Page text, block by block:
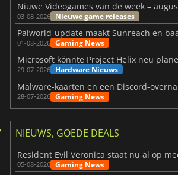
03-08-2026 Nieuwe game releases
01-08-2026 Gaming News
29-07-2026 Hardware Nieuws
28-07-2026 Gaming News
NIEUWS, GOEDE DEALS
05-08-2026 Gaming News